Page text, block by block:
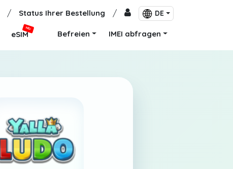
/ Status Ihrer Bestellung / DE
eSIM
NEU
Befreien IMEI abfragen